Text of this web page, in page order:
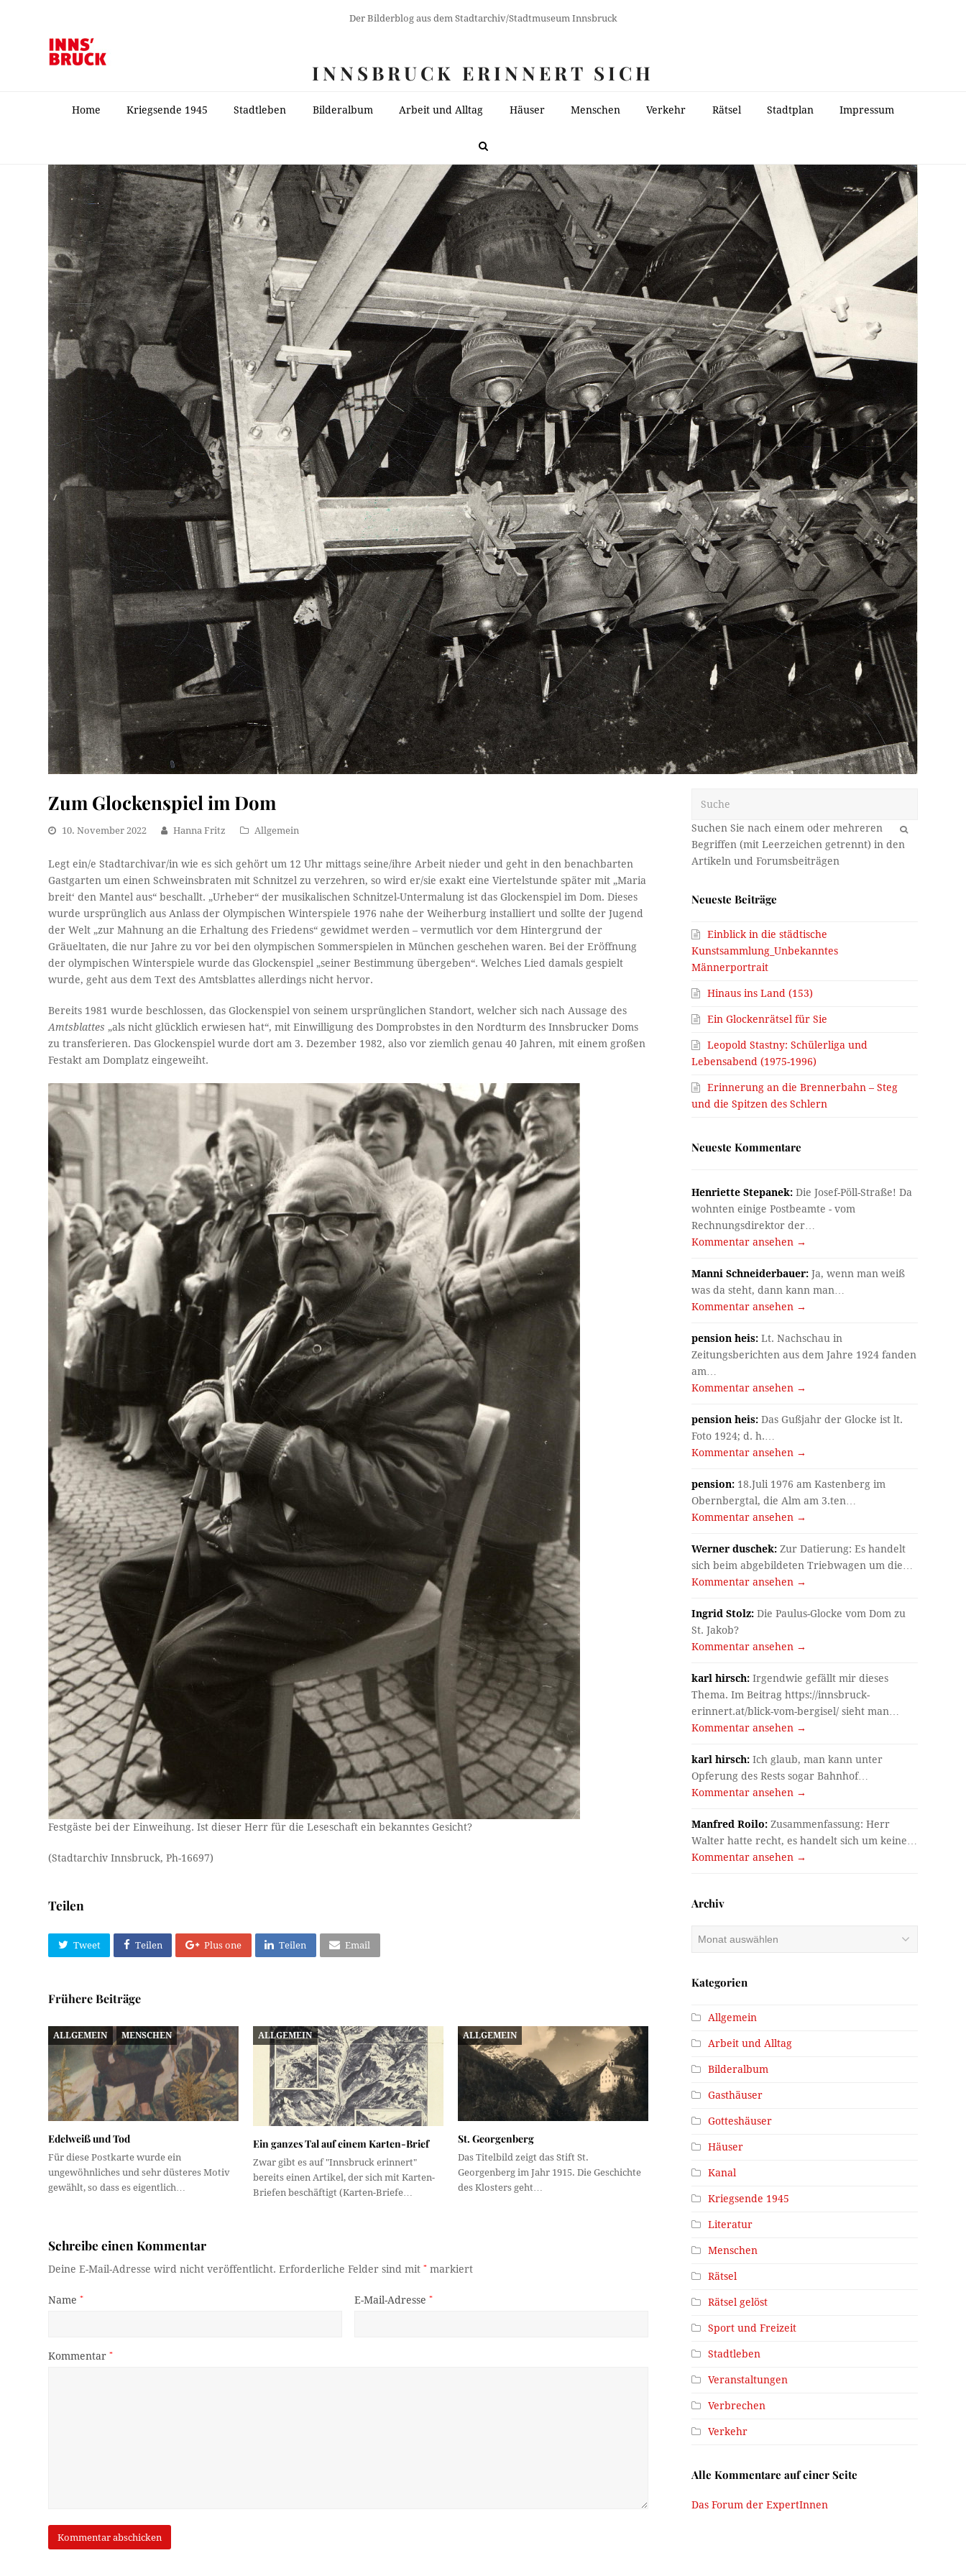
Der Bilderblog aus dem Stadtarchiv/Stadtmuseum Innsbruck
INNSBRUCK ERINNERT SICH
Home Kriegsende 1945 Stadtleben Bilderalbum Arbeit und Alltag Häuser Menschen Verkehr Rätsel Stadtplan Impressum
Zum Glockenspiel im Dom
10. November 2022 Hanna Fritz Allgemein
Legt ein/e Stadtarchivar/in wie es sich gehört um 12 Uhr mittags seine/ihre Arbeit nieder und geht in den benachbarten
Gastgarten um einen Schweinsbraten mit Schnitzel zu verzehren, so wird er/sie exakt eine Viertelstunde später mit „Maria
breit‘ den Mantel aus“ beschallt. „Urheber“ der musikalischen Schnitzel-Untermalung ist das Glockenspiel im Dom. Dieses
wurde ursprünglich aus Anlass der Olympischen Winterspiele 1976 nahe der Weiherburg installiert und sollte der Jugend
der Welt „zur Mahnung an die Erhaltung des Friedens“ gewidmet werden – vermutlich vor dem Hintergrund der
Gräueltaten, die nur Jahre zu vor bei den olympischen Sommerspielen in München geschehen waren. Bei der Eröffnung
der olympischen Winterspiele wurde das Glockenspiel „seiner Bestimmung übergeben“. Welches Lied damals gespielt
wurde, geht aus dem Text des Amtsblattes allerdings nicht hervor.
Bereits 1981 wurde beschlossen, das Glockenspiel von seinem ursprünglichen Standort, welcher sich nach Aussage des
Amtsblattes„als nicht glücklich erwiesen hat“, mit Einwilligung des Domprobstes in den Nordturm des Innsbrucker Doms
zu transferieren. Das Glockenspiel wurde dort am 3. Dezember 1982, also vor ziemlich genau 40 Jahren, mit einem großen
Festakt am Domplatz eingeweiht.
Festgäste bei der Einweihung. Ist dieser Herr für die Leseschaft ein bekanntes Gesicht?
(Stadtarchiv Innsbruck, Ph-16697)
Teilen
Tweet Teilen Plus one Teilen Email
Frühere Beiträge
ALLGEMEIN MENSCHEN
Edelweiß und Tod
Für diese Postkarte wurde ein
ungewöhnliches und sehr düsteres Motiv
gewählt, so dass es eigentlich…
ALLGEMEIN
Ein ganzes Tal auf einem Karten-Brief
Zwar gibt es auf "Innsbruck erinnert"
bereits einen Artikel, der sich mit Karten-
Briefen beschäftigt (Karten-Briefe…
ALLGEMEIN
St. Georgenberg
Das Titelbild zeigt das Stift St.
Georgenberg im Jahr 1915. Die Geschichte
des Klosters geht…
Schreibe einen Kommentar
Deine E-Mail-Adresse wird nicht veröffentlicht. Erforderliche Felder sind mit* markiert
Name* E-Mail-Adresse *
Kommentar*
OK
Neueste Beiträge
Einblick in die städtische
Kunstsammlung_Unbekanntes
Männerportrait
Hinaus ins Land (153)
Ein Glockenrätsel für Sie
Leopold Stastny: Schülerliga und
Lebensabend (1975-1996)
Erinnerung an die Brennerbahn – Steg
und die Spitzen des Schlern
Neueste Kommentare
Henriette Stepanek: Die Josef-Pöll-Straße! Da
wohnten einige Postbeamte - vom
Rechnungsdirektor der…
Kommentar ansehen →
Manni Schneiderbauer: Ja, wenn man weiß
was da steht, dann kann man…
Kommentar ansehen →
pension heis: Lt. Nachschau in
Zeitungsberichten aus dem Jahre 1924 fanden
am…
Kommentar ansehen →
pension heis: Das Gußjahr der Glocke ist lt.
Foto 1924; d. h.…
Kommentar ansehen →
pension: 18.Juli 1976 am Kastenberg im
Obernbergtal, die Alm am 3.ten…
Kommentar ansehen →
Werner duschek: Zur Datierung: Es handelt
sich beim abgebildeten Triebwagen um die…
Kommentar ansehen →
Ingrid Stolz: Die Paulus-Glocke vom Dom zu
St. Jakob?
Kommentar ansehen →
karl hirsch: Irgendwie gefällt mir dieses
Thema. Im Beitrag https://innsbruck-
erinnert.at/blick-vom-bergisel/ sieht man…
Kommentar ansehen →
karl hirsch: Ich glaub, man kann unter
Opferung des Rests sogar Bahnhof…
Kommentar ansehen →
Manfred Roilo: Zusammenfassung: Herr
Walter hatte recht, es handelt sich um keine…
Kommentar ansehen →
Archiv
Archiv
Kategorien
Allgemein
Arbeit und Alltag
Bilderalbum
Gasthäuser
Gotteshäuser
Häuser
Kanal
Kriegsende 1945
Literatur
Menschen
Rätsel
Rätsel gelöst
Sport und Freizeit
Stadtleben
Veranstaltungen
Verbrechen
Verkehr
Alle Kommentare auf einer Seite
Das Forum der ExpertInnen